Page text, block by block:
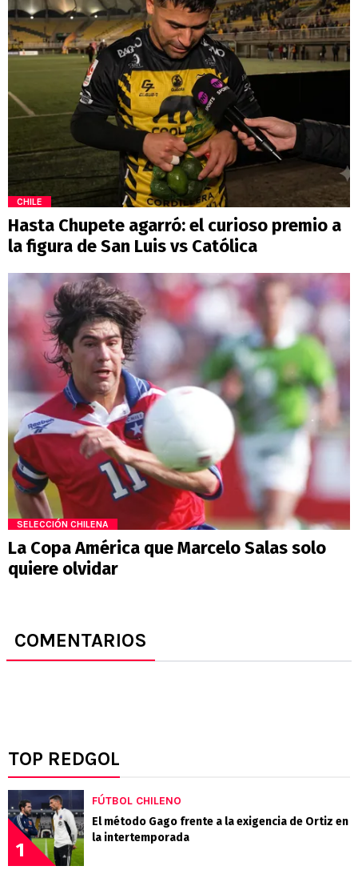
CHILE
Hasta Chupete agarró: el curioso premio a
la figura de San Luis vs Católica
SELECCIÓN CHILENA
La Copa América que Marcelo Salas solo
quiere olvidar
COMENTARIOS
TOP REDGOL
1
FÚTBOL CHILENO
El método Gago frente a la exigencia de Ortiz en
la intertemporada